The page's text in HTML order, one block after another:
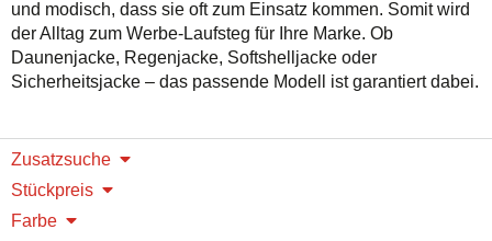
und modisch, dass sie oft zum Einsatz kommen. Somit wird
der Alltag zum Werbe-Laufsteg für Ihre Marke. Ob
Daunenjacke, Regenjacke, Softshelljacke oder
Sicherheitsjacke – das passende Modell ist garantiert dabei.
Zusatzsuche
Stückpreis
Farbe